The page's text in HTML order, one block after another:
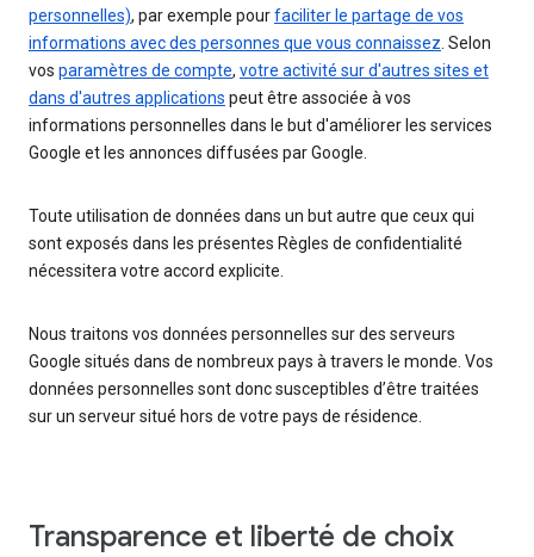
personnelles), par exemple pourfaciliter le partage de vos
informations avec des personnes que vous connaissez. Selon
vos paramètres de compte, votre activité sur d'autres sites et
dans d'autres applications peut être associée à vos
informations personnelles dans le but d'améliorer les services
Google et les annonces diffusées par Google.
Toute utilisation de données dans un but autre que ceux qui
sont exposés dans les présentes Règles de confidentialité
nécessitera votre accord explicite.
Nous traitons vos données personnelles sur des serveurs
Google situés dans de nombreux pays à travers le monde. Vos
données personnelles sont donc susceptibles d’être traitées
sur un serveur situé hors de votre pays de résidence.
Transparence et liberté de choix